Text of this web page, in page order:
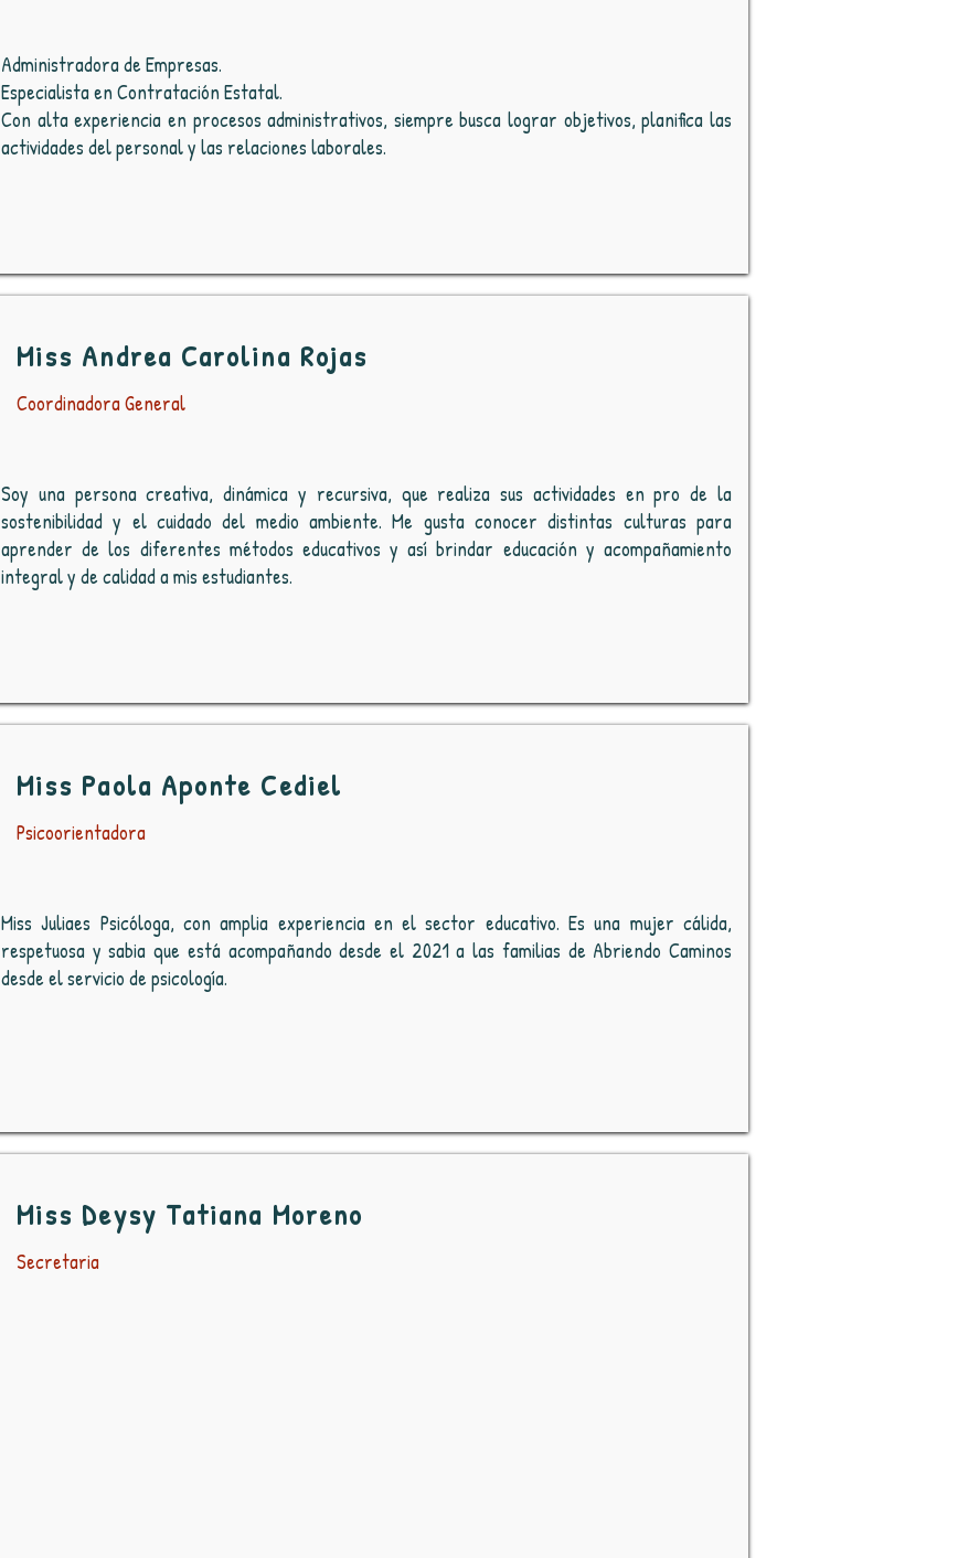
Administradora de Empresas.
Especialista en Contratación Estatal.
Con alta experiencia en procesos administrativos, siempre busca lograr objetivos, planifica las
actividades del personal y las relaciones laborales.
Miss Andrea Carolina Rojas
Coordinadora General
Soy una persona creativa, dinámica y recursiva, que realiza sus actividades en pro de la
sostenibilidad y el cuidado del medio ambiente. Me gusta conocer distintas culturas para
aprender de los diferentes métodos educativos y así brindar educación y acompañamiento
integral y de calidad a mis estudiantes.
Miss Paola Aponte Cediel
Psicoorientadora
Miss Juliaes Psicóloga, con amplia experiencia en el sector educativo. Es una mujer cálida,
respetuosa y sabia que está acompañando desde el 2021 a las familias de Abriendo Caminos
desde el servicio de psicología.
Miss Deysy Tatiana Moreno
Secretaria